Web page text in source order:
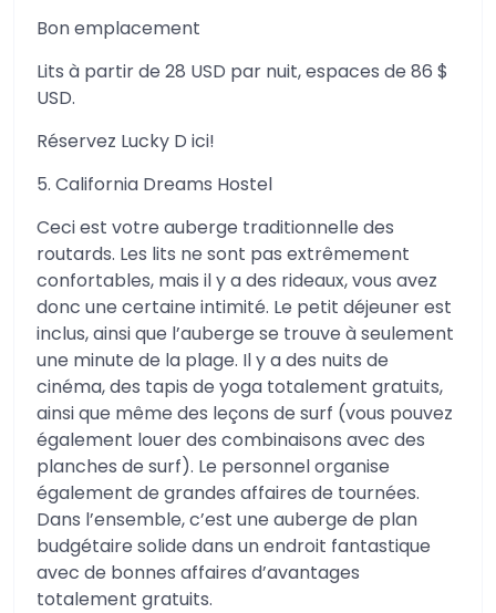
Bon emplacement
Lits à partir de 28 USD par nuit, espaces de 86 $
USD.
Réservez Lucky D ici!
5. California Dreams Hostel
Ceci est votre auberge traditionnelle des
routards. Les lits ne sont pas extrêmement
confortables, mais il y a des rideaux, vous avez
donc une certaine intimité. Le petit déjeuner est
inclus, ainsi que l’auberge se trouve à seulement
une minute de la plage. Il y a des nuits de
cinéma, des tapis de yoga totalement gratuits,
ainsi que même des leçons de surf (vous pouvez
également louer des combinaisons avec des
planches de surf). Le personnel organise
également de grandes affaires de tournées.
Dans l’ensemble, c’est une auberge de plan
budgétaire solide dans un endroit fantastique
avec de bonnes affaires d’avantages
totalement gratuits.